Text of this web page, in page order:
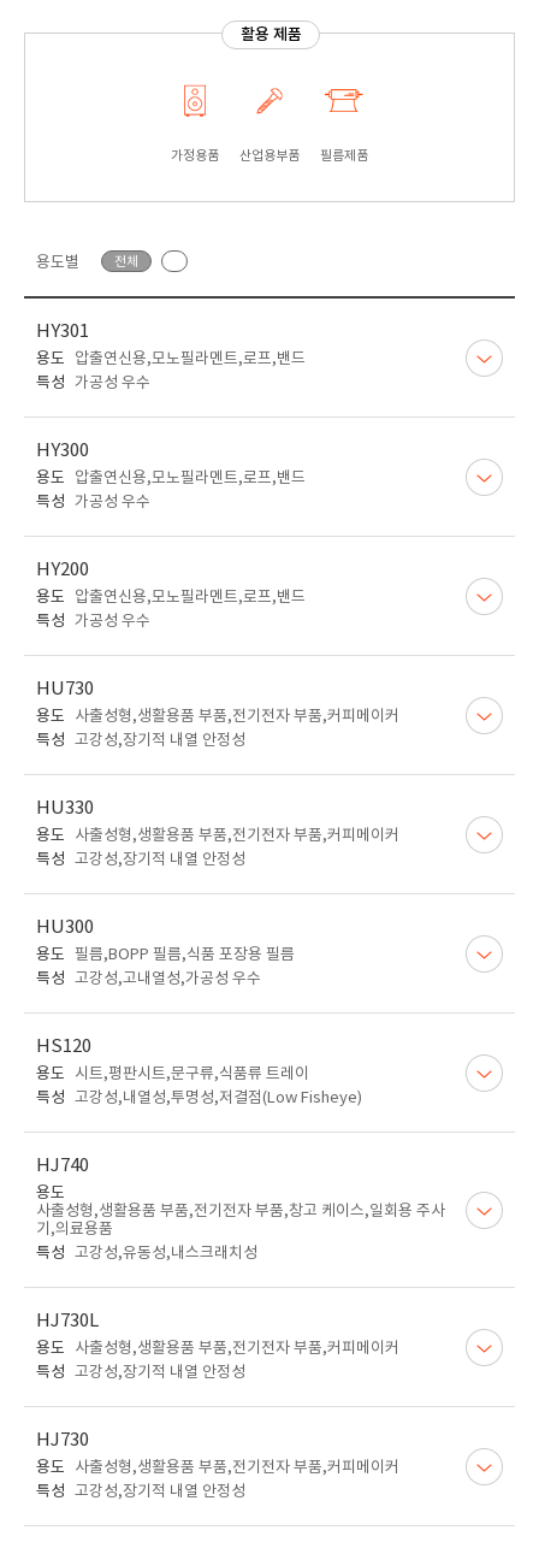
활용 제품
가정용품 산업용부품 필름제품
용도별 전체
HY301
용도
압출연신용,모노필라멘트,로프,밴드
특성 가공성 우수
HY300
용도
압출연신용,모노필라멘트,로프,밴드
특성 가공성 우수
HY200
용도
압출연신용,모노필라멘트,로프,밴드
특성 가공성 우수
HU730
용도
사출성형,생활용품 부품,전기전자 부품,커피메이커
특성 고강성,장기적 내열 안정성
HU330
용도
사출성형,생활용품 부품,전기전자 부품,커피메이커
특성 고강성,장기적 내열 안정성
HU300
용도 필름,BOPP 필름,식품 포장용 필름
특성 고강성,고내열성,가공성 우수
HS120
용도
시트,평판시트,문구류,식품류 트레이
특성 고강성,내열성,투명성,저결점(Low Fisheye)
HJ740
용도
사출성형,생활용품 부품,전기전자 부품,창고 케이스,일회용 주사
기,의료용품
특성 고강성,유동성,내스크래치성
HJ730L
용도
사출성형,생활용품 부품,전기전자 부품,커피메이커
특성 고강성,장기적 내열 안정성
HJ730
용도
사출성형,생활용품 부품,전기전자 부품,커피메이커
특성 고강성,장기적 내열 안정성